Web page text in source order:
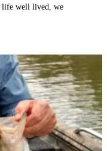
life well lived, we